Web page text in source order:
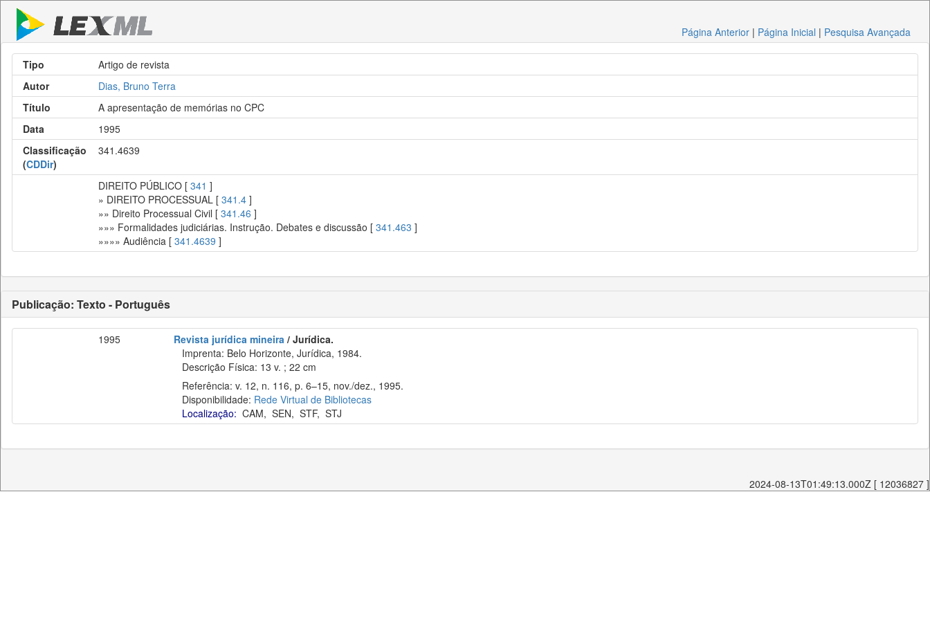
Página Anterior | Página Inicial | Pesquisa Avançada
Tipo
Artigo de revista
Autor
Dias, Bruno Terra
Título
A apresentação de memórias no CPC
Data
1995
Classificação
(CDDir)
341.4639
DIREITO PÚBLICO [ 341 ]
» DIREITO PROCESSUAL [ 341.4 ]
»» Direito Processual Civil [ 341.46 ]
»»» Formalidades judiciárias. Instrução. Debates e discussão [ 341.463 ]
»»»» Audiência [ 341.4639 ]
Publicação: Texto - Português
1995 Revista jurídica mineira / Jurídica.
Imprenta: Belo Horizonte, Jurídica, 1984.
Descrição Física: 13 v. ; 22 cm
Referência: v. 12, n. 116, p. 6–15, nov./dez., 1995.
Disponibilidade: Rede Virtual de Bibliotecas
Localização: CAM, SEN, STF, STJ
2024-08-13T01:49:13.000Z [ 12036827 ]